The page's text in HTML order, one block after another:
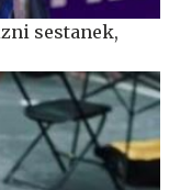
sestanek,